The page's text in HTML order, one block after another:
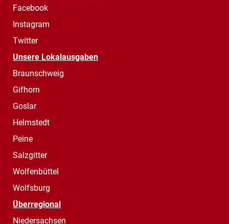
Facebook
Instagram
Twitter
Unsere Lokalausgaben
Braunschweig
Gifhorn
Goslar
Helmstedt
Peine
Salzgitter
Wolfenbüttel
Wolfsburg
Überregional
Niedersachsen